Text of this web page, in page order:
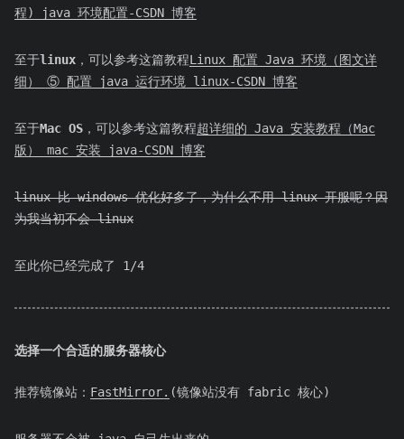
程)_java 环境配置-CSDN 博客
至于linux ，可以参考这篇教程Linux 配置 Java 环境（图文详
细）_⑤ 配置 java 运行环境 linux-CSDN 博客
至于Mac OS ，可以参考这篇教程超详细的 Java 安装教程（Mac
版）_mac 安装 java-CSDN 博客
linux 比 windows 优化好多了，为什么不用 linux 开服呢？因
为我当初不会 linux
至此你已经完成了 1/4
选择一个合适的服务器核心
推荐镜像站： FastMirror. (镜像站没有 fabric 核心)